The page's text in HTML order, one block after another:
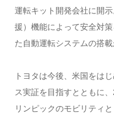
運転キット開発会社に開
援）機能によって安全対
た自動運転システムの搭載
トヨタは今後、米国をは
ス実証を目指すとともに
リンピックのモビリティ